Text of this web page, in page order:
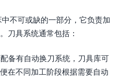
不可或缺的一部分，它负责加
刀具系统通常包括：
备有自动换刀系统，刀具库可
在不同加工阶段根据需要自动